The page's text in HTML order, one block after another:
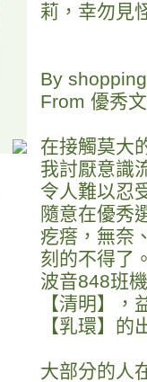
莉，幸勿見
By
From 優秀
在接觸莫大
我討厭意識
令人難以忍
隨意在優秀
疙瘩，無奈
刻的不得了
波音848班
【清明】
【乳環】
大部分的人